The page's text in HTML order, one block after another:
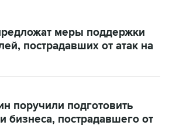
пострадавших от атак на
пострадавшего от